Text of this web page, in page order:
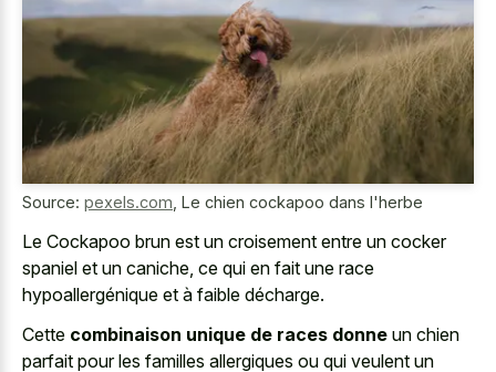
Source: pexels.com Le chien cockapoo dans l'herbe
Le Cockapoo brun est un croisement entre un cocker
spaniel et un caniche, ce qui en fait une race
hypoallergénique et à faible décharge.
Cette combinaison unique de races donne un chien
parfait pour les familles allergiques ou qui veulent un